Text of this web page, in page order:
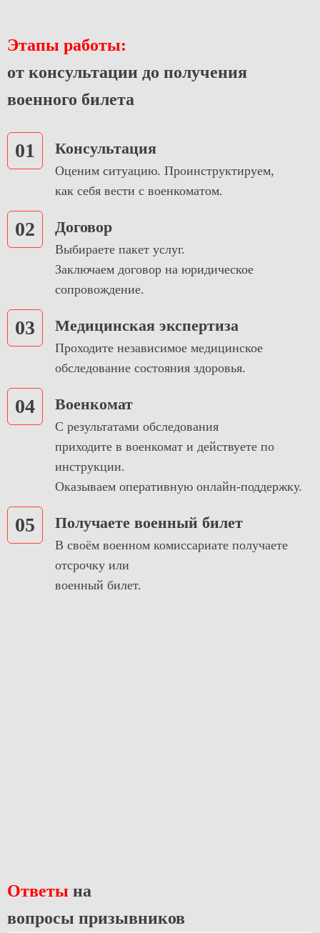
Этапы работы:
от консультации до получения
военного билета
01 Консультация
Оценим ситуацию. Проинструктируем,
как себя вести с военкоматом.
02 Договор
Выбираете пакет услуг.
Заключаем договор на юридическое
сопровождение.
03 Медицинская экспертиза
Проходите независимое медицинское
обследование состояния здоровья.
04 Военкомат
С результатами обследования
приходите в военкомат и действуете по
инструкции.
Оказываем оперативную онлайн-поддержку.
05 Получаете военный билет
В своём военном комиссариате получаете
отсрочку или
военный билет.
Ответы на
вопросы призывников